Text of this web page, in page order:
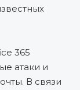
365
атаки и
В связи